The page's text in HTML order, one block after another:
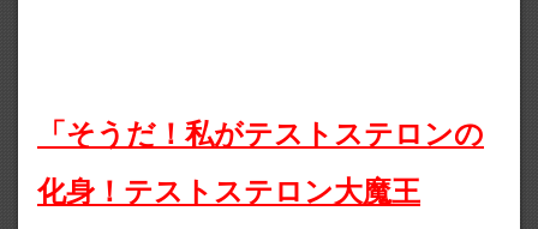
「そうだ！私がテストステロンの
化身！テストステロン大魔王